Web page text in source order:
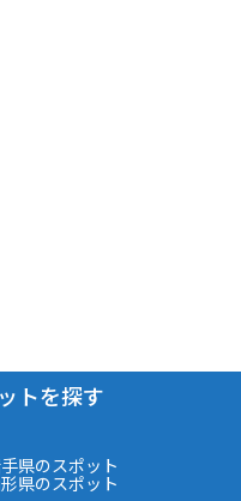
トを探す
県のスポット
県のスポット